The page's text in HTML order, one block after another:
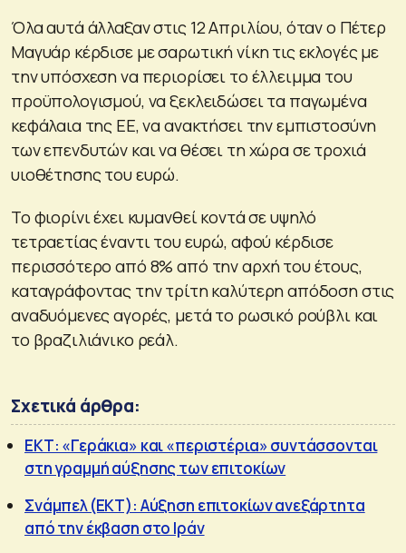
Όλα αυτά άλλαξαν στις 12 Απριλίου, όταν ο Πέτερ
Μαγυάρ κέρδισε με σαρωτική νίκη τις εκλογές με
την υπόσχεση να περιορίσει το έλλειμμα του
προϋπολογισμού, να ξεκλειδώσει τα παγωμένα
κεφάλαια της ΕΕ, να ανακτήσει την εμπιστοσύνη
των επενδυτών και να θέσει τη χώρα σε τροχιά
υιοθέτησης του ευρώ.
Το φιορίνι έχει κυμανθεί κοντά σε υψηλό
τετραετίας έναντι του ευρώ, αφού κέρδισε
περισσότερο από 8% από την αρχή του έτους,
καταγράφοντας την τρίτη καλύτερη απόδοση στις
αναδυόμενες αγορές, μετά το ρωσικό ρούβλι και
το βραζιλιάνικο ρεάλ.
Σχετικά άρθρα:
ΕΚΤ: «Γεράκια» και «περιστέρια» συντάσσονται
στη γραμμή αύξησης των επιτοκίων
Σνάμπελ (ΕΚΤ): Αύξηση επιτοκίων ανεξάρτητα
από την έκβαση στο Ιράν